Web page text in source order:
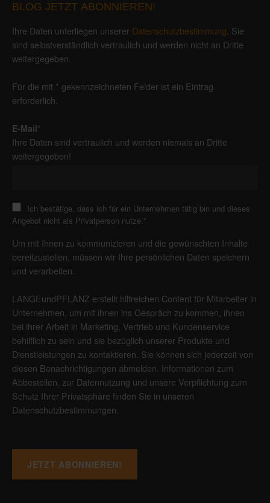
BLOG JETZT ABONNIEREN!
Ihre Daten unterliegen unserer Datenschutzbestimmung. Sie
sind selbstverständlich vertraulich und werden nicht an Dritte
weitergegeben.
Für die mit * gekennzeichneten Felder ist ein Eintrag
erforderlich.
E-Mail*
Ihre Daten sind vertraulich und werden niemals an Dritte
weitergegeben!
Ich bestätige, dass ich für ein Unternehmen tätig bin und dieses
Angebot nicht als Privatperson nutze.*
Um mit Ihnen zu kommunizieren und die gewünschten Inhalte
bereitzustellen, müssen wir Ihre persönlichen Daten speichern
und verarbeiten.
LANGEundPFLANZ erstellt hilfreichen Content für Mitarbeiter in
Unternehmen, um mit ihnen ins Gespräch zu kommen, ihnen
bei ihrer Arbeit in Marketing, Vertrieb und Kundenservice
behilflich zu sein und sie bezüglich unserer Produkte und
Dienstleistungen zu kontaktieren. Sie können sich jederzeit von
diesen Benachrichtigungen abmelden. Informationen zum
Abbestellen, zur Datennutzung und unsere Verpflichtung zum
Schutz Ihrer Privatsphäre finden Sie in unseren
Datenschutzbestimmungen.